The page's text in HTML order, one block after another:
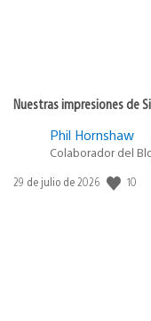
Nuestras impresiones de
Phil Hornshaw
Colaborador del
Fecha
29 de julio de 2026 10